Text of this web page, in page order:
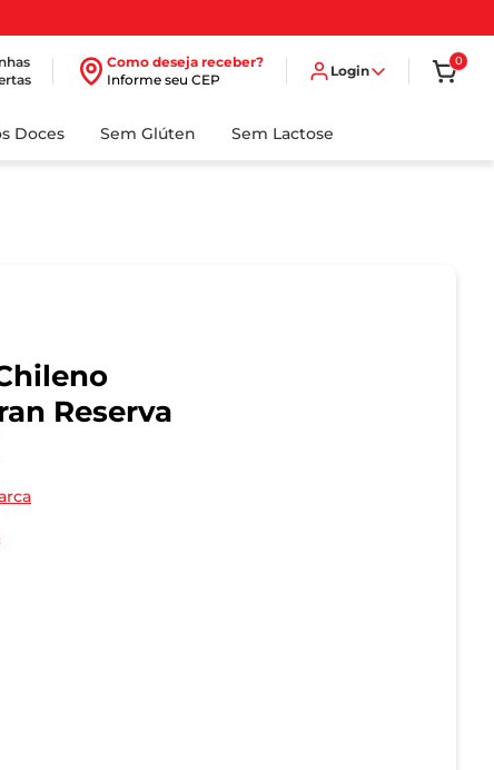
Como deseja receber?
Informe seu CEP
Login
0
Doces Sem Glúten Sem Lactose
Reserva